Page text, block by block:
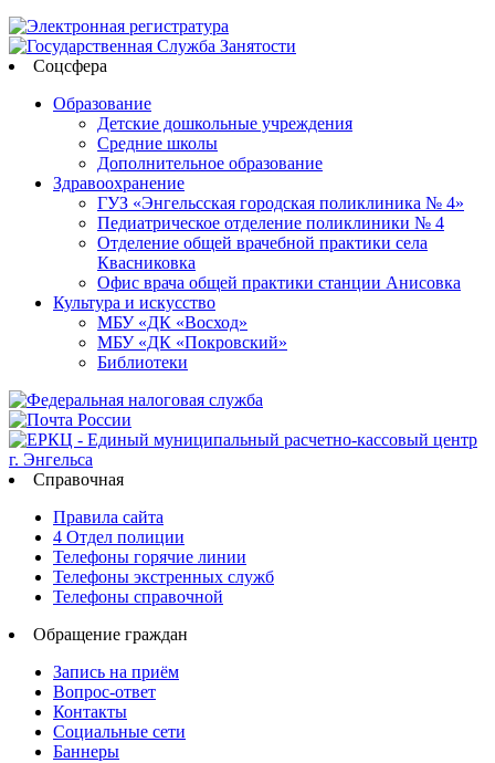
Соцсфера
Образование
Детские дошкольные учреждения
Средние школы
Дополнительное образование
Здравоохранение
ГУЗ «Энгельсская городская поликлиника № 4»
Педиатрическое отделение поликлиники № 4
Отделение общей врачебной практики села
Квасниковка
Офис врача общей практики станции Анисовка
Культура и искусство
МБУ «ДК «Восход»
МБУ «ДК «Покровский»
Библиотеки
Справочная
Правила сайта
4 Отдел полиции
Телефоны горячие линии
Телефоны экстренных служб
Телефоны справочной
Обращение граждан
Запись на приём
Вопрос-ответ
Контакты
Социальные сети
Баннеры